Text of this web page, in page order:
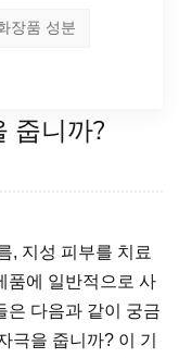
장품 성분
줍니까?
, 지성 피부를 치료
품에 일반적으로 사
은 다음과 같이 궁금
극을 줍니까? 이 기